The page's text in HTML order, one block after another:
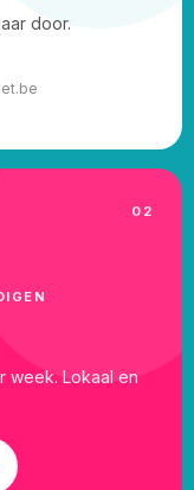
door.
02
week. Lokaal en